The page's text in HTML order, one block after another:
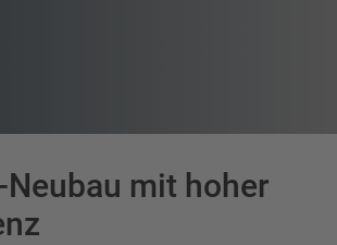
Neubau mit hoher
Langgut